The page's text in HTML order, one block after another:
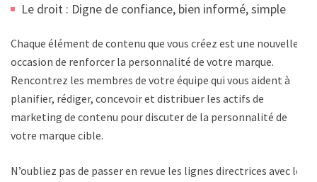
Le droit : Digne de confiance, bien informé, simple
Chaque élément de contenu que vous créez est une nouvelle
occasion de renforcer la personnalité de votre marque.
Rencontrez les membres de votre équipe qui vous aident à
planifier, rédiger, concevoir et distribuer les actifs de
marketing de contenu pour discuter de la personnalité de
votre marque cible.
N’oubliez pas de passer en revue les lignes directrices avec les